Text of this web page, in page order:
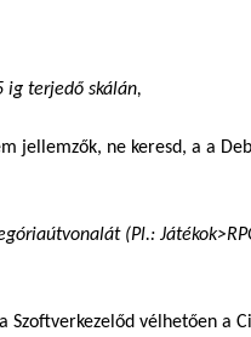
ig terjedő skálán,
jellemzők, ne keresd, a a
(Pl.:
Szoftverkezelőd vélhetően a